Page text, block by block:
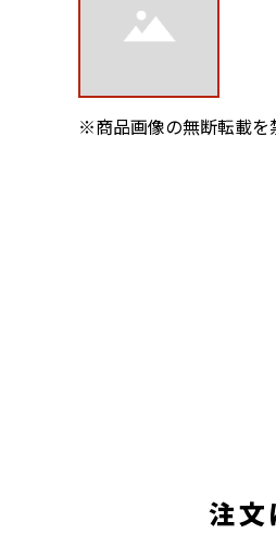
※商品画像の無断転載を
注文